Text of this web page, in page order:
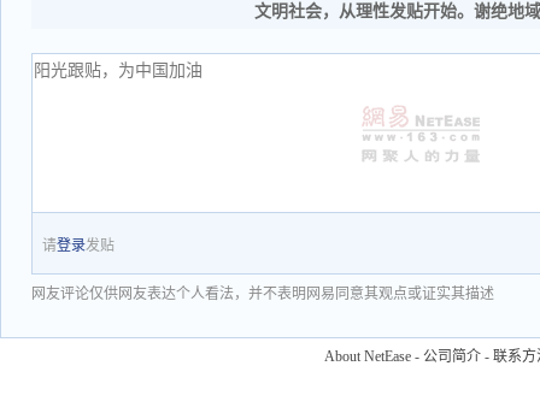
文明社会，从理性发贴开始。谢绝地
请登录发贴
网友评论仅供网友表达个人看法，并不表明网易同意其观点或证实其描述
About NetEase - 公司简介 - 联系方